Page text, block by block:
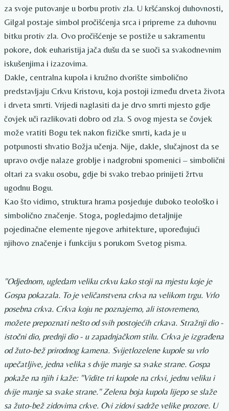
za svoje putovanje u borbu protiv zla. U kršćanskoj duhovnosti,
Gilgal postaje simbol pročišćenja srca i pripreme za duhovnu
bitku protiv zla. Ovo pročišćenje se postiže u sakramentu
pokore, dok euharistija jača dušu da se suoči sa svakodnevnim
iskušenjima i izazovima.
Dakle, centralna kupola i kružno dvorište simbolično
predstavljaju Crkvu Kristovu, koja postoji između drveta života
i drveta smrti. Vrijedi naglasiti da je drvo smrti mjesto gdje
čovjek uči razlikovati dobro od zla. S ovog mjesta se čovjek
može vratiti Bogu tek nakon fizičke smrti, kada je u
potpunosti shvatio Božja učenja. Nije, dakle, slučajnost da se
upravo ovdje nalaze groblje i nadgrobni spomenici – simbolični
oltari za svaku osobu, gdje bi svako trebao prinijeti žrtvu
ugodnu Bogu.
Kao što vidimo, struktura hrama posjeduje duboko teološko i
simbolično značenje. Stoga, pogledajmo detaljnije
pojedinačne elemente njegove arhitekture, upoređujući
njihovo značenje i funkciju s porukom Svetog pisma.
"Odjednom, ugledam veliku crkvu kako stoji na mjestu koje je
Gospa pokazala. To je veličanstvena crkva na velikom trgu. Vrlo
posebna crkva. Crkva koju ne poznajemo, ali istovremeno,
možete prepoznati nešto od svih postojećih crkava. Stražnji dio -
istočni dio, prednji dio - u zapadnjačkom stilu. Crkva je izgrađena
od žuto-bež prirodnog kamena. Svijetlozelene kupole su vrlo
upečatljive, jedna velika s dvije manje sa svake strane. Gospa
pokaže na njih i kaže: "Vidite tri kupole na crkvi, jednu veliku i
dvije manje sa svake strane." Zelena boja kupola lijepo se slaže
sa žuto-bež zidovima crkve. Ovi zidovi sadrže velike prozore. U